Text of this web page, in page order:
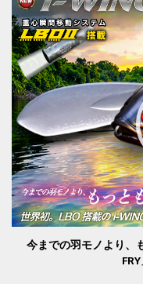
今までの羽モノより、